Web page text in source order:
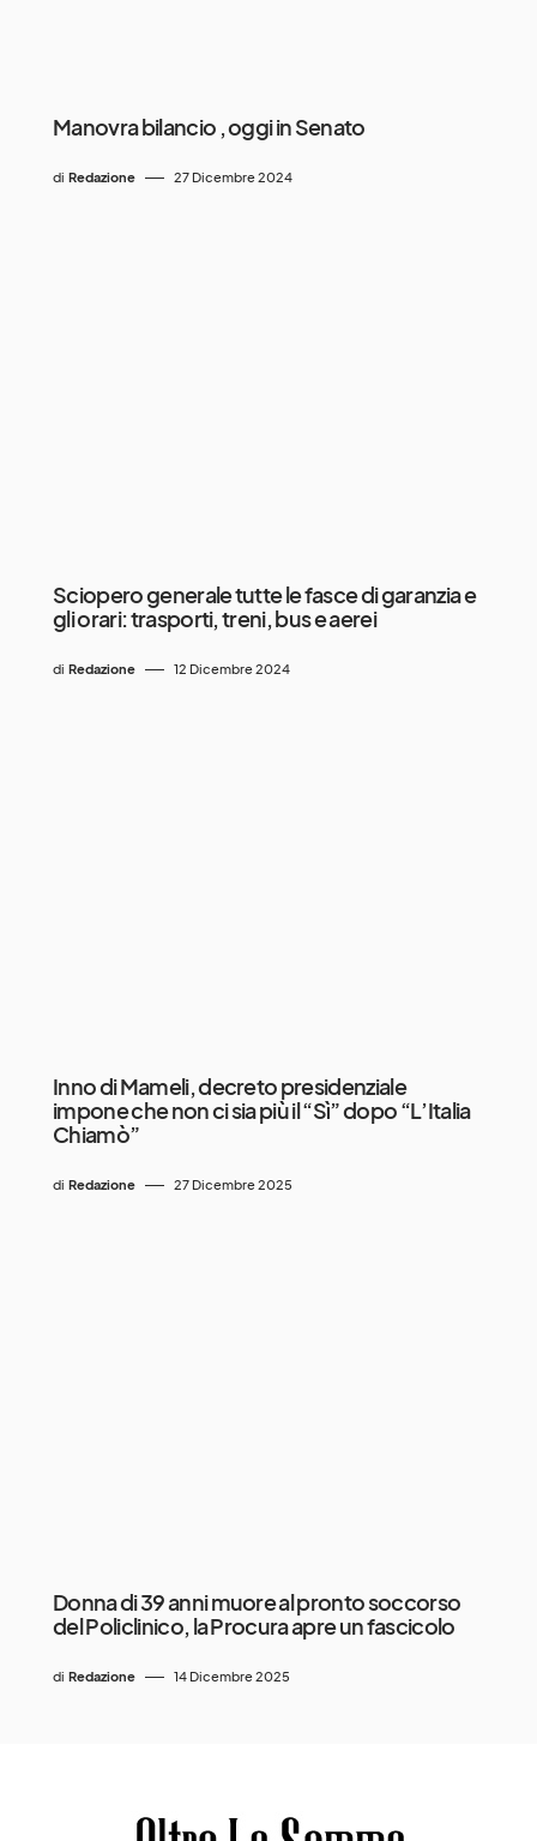
Manovra bilancio , oggi in Senato
di Redazione 27 Dicembre 2024
Sciopero generale tutte le fasce di garanzia e
gli orari: trasporti, treni, bus e aerei
di Redazione 12 Dicembre 2024
Inno di Mameli, decreto presidenziale
impone che non ci sia più il “Sì” dopo “L’Italia
Chiamò”
di Redazione 27 Dicembre 2025
Donna di 39 anni muore al pronto soccorso
del Policlinico, la Procura apre un fascicolo
di Redazione 14 Dicembre 2025